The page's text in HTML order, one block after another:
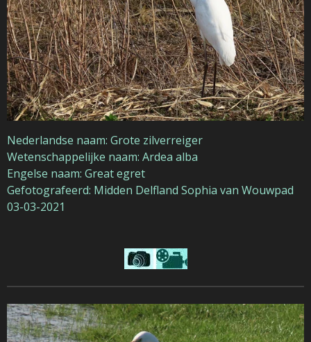
Nederlandse naam: Grote zilverreiger
Wetenschappelijke naam: Ardea alba
Engelse naam: Great egret
Gefotografeerd: Midden Delfland Sophia van Wouwpad
03-03-2021